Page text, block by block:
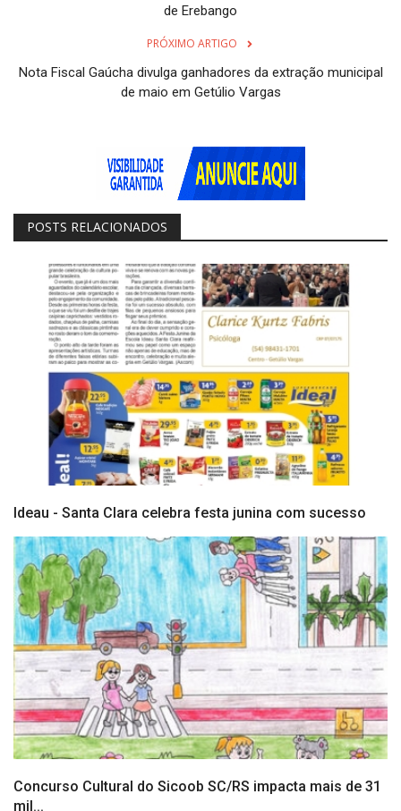
de Erebango
PRÓXIMO ARTIGO
Nota Fiscal Gaúcha divulga ganhadores da extração municipal
de maio em Getúlio Vargas
POSTS RELACIONADOS
Ideau - Santa Clara celebra festa junina com sucesso
Concurso Cultural do Sicoob SC/RS impacta mais de 31
mil...